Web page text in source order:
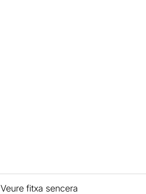
Veure fitxa sencera